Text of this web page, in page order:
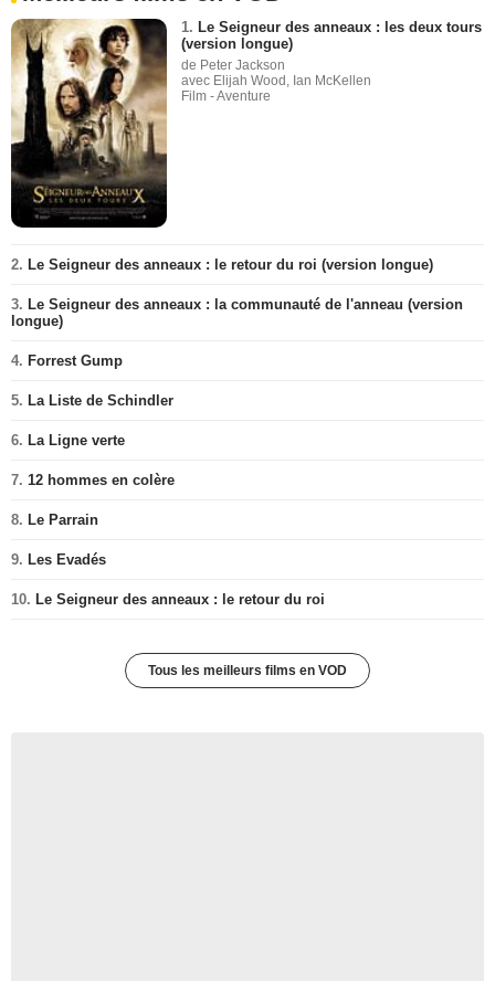
1. Le Seigneur des anneaux : les deux tours
(version longue)
de Peter Jackson
avec Elijah Wood, Ian McKellen
Film - Aventure
2. Le Seigneur des anneaux : le retour du roi (version longue)
3. Le Seigneur des anneaux : la communauté de l'anneau (version
longue)
4. Forrest Gump
5. La Liste de Schindler
6. La Ligne verte
7. 12 hommes en colère
8. Le Parrain
9. Les Evadés
10. Le Seigneur des anneaux : le retour du roi
Tous les meilleurs films en VOD